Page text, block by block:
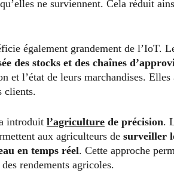
ne surviennent. Cela réduit
également grandement de l’IoT.
des stocks et des chaînes
et l’état de leurs marchandises.
clients.
introduit l’agriculture de précision.
aux agriculteurs de surveiller
en temps réel. Cette approche
rendements agricoles.